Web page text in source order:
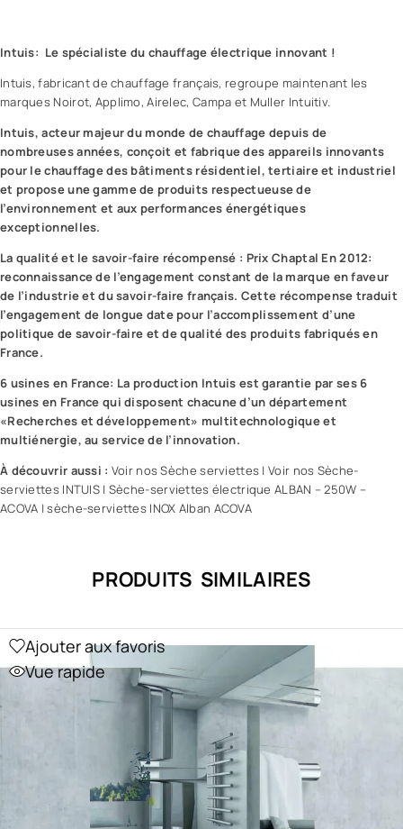
Intuis: Le spécialiste du chauffage électrique innovant !
Intuis, fabricant de chauffage français, regroupe maintenant les
marques Noirot, Applimo, Airelec, Campa et Muller Intuitiv.
Intuis, acteur majeur du monde de chauffage depuis de
nombreuses années, conçoit et fabrique des appareils innovants
pour le chauffage des bâtiments résidentiel, tertiaire et industriel
et propose une gamme de produits respectueuse de
l’environnement et aux performances énergétiques
exceptionnelles.
La qualité et le savoir-faire récompensé : Prix Chaptal En 2012:
reconnaissance de l’engagement constant de la marque en faveur
de l’industrie et du savoir-faire français. Cette récompense traduit
l’engagement de longue date pour l’accomplissement d’une
politique de savoir-faire et de qualité des produits fabriqués en
France.
6 usines en France: La production Intuis est garantie par ses 6
usines en France qui disposent chacune d’un département
«Recherches et développement» multitechnologique et
multiénergie, au service de l’innovation.
À découvrir aussi : Voir nos Sèche serviettes |Voir nos Sèche-
serviettes INTUIS| Sèche-serviettes électrique ALBAN – 250W –
ACOVA |sèche-serviettes INOX Alban ACOVA
PRODUITS SIMILAIRES
Ajouter aux favoris
Vue rapide